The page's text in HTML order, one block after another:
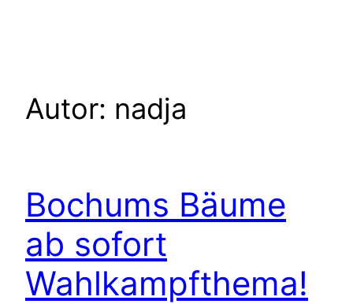
Autor: nadja
Bochums Bäume
ab sofort
Wahlkampfthema!